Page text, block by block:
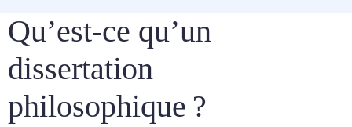
Qu’est-ce qu’un
dissertation
philosophique ?